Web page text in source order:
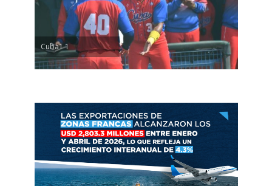
Cuba1 1